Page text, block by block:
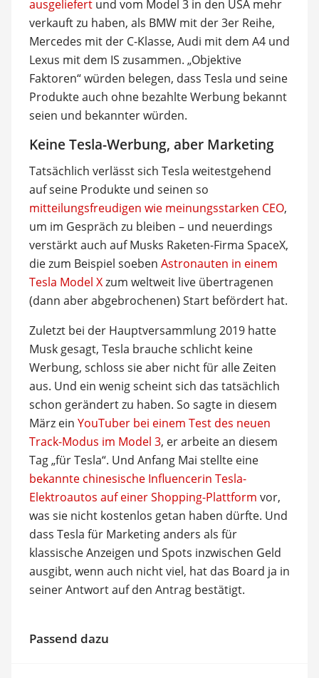
ausgeliefertund vom Model 3 in den USA mehr
verkauft zu haben, als BMW mit der 3er Reihe,
Mercedes mit der C-Klasse, Audi mit dem A4 und
Lexus mit dem IS zusammen. „Objektive
Faktoren“ würden belegen, dass Tesla und seine
Produkte auch ohne bezahlte Werbung bekannt
seien und bekannter würden.
Keine Tesla-Werbung, aber Marketing
Tatsächlich verlässt sich Tesla weitestgehend
auf seine Produkte und seinen so
mitteilungsfreudigen wie meinungsstarken CEO,
um im Gespräch zu bleiben – und neuerdings
verstärkt auch auf Musks Raketen-Firma SpaceX,
die zum Beispiel soeben Astronauten in einem
Tesla Model Xzum weltweit live übertragenen
(dann aber abgebrochenen) Start befördert hat.
Zuletzt bei der Hauptversammlung 2019 hatte
Musk gesagt, Tesla brauche schlicht keine
Werbung, schloss sie aber nicht für alle Zeiten
aus. Und ein wenig scheint sich das tatsächlich
schon gerändert zu haben. So sagte in diesem
März ein YouTuber bei einem Test des neuen
Track-Modus im Model 3, er arbeite an diesem
Tag „für Tesla“. Und Anfang Mai stellte eine
bekannte chinesische Influencerin Tesla-
Elektroautos auf einer Shopping-Plattform vor,
was sie nicht kostenlos getan haben dürfte. Und
dass Tesla für Marketing anders als für
klassische Anzeigen und Spots inzwischen Geld
ausgibt, wenn auch nicht viel, hat das Board ja in
seiner Antwort auf den Antrag bestätigt.
Passend dazu